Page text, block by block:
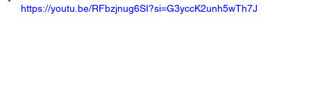
https://youtu.be/RFbzjnug6SI?si=G3yccK2unh5wTh7J